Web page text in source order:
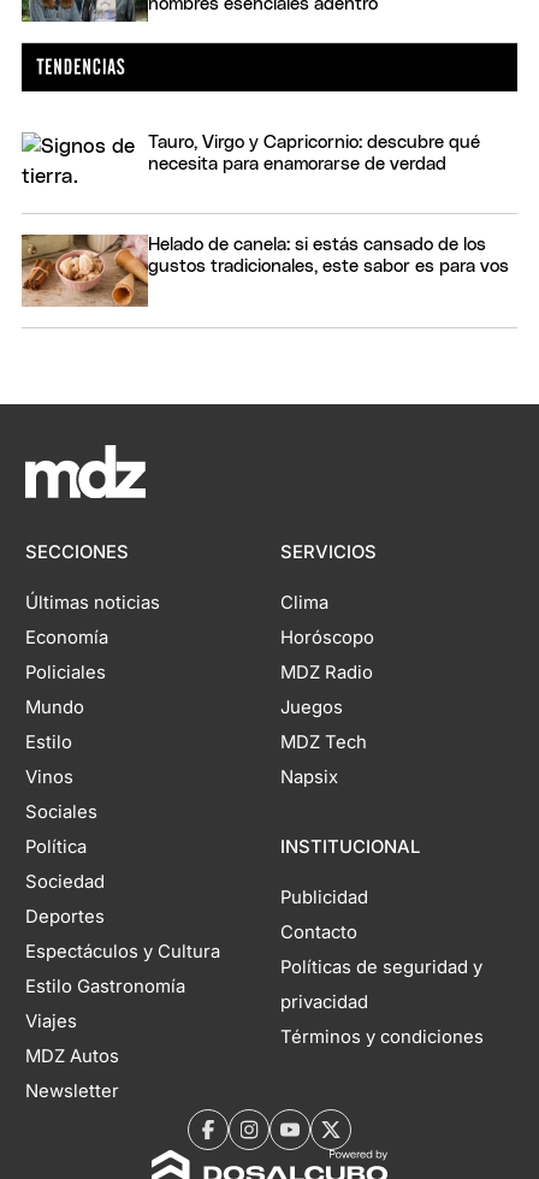
nombres esenciales adentro
Tauro, Virgo y Capricornio: descubre qué
necesita para enamorarse de verdad
Helado de canela: si estás cansado de los
gustos tradicionales, este sabor es para vos
SECCIONES
Últimas noticias
Economía
Policiales
Mundo
Estilo
Vinos
Sociales
Política
Sociedad
Deportes
Espectáculos y Cultura
Estilo Gastronomía
Viajes
MDZ Autos
Newsletter
SERVICIOS
Clima
Horóscopo
MDZ Radio
Juegos
MDZ Tech
Napsix
INSTITUCIONAL
Publicidad
Contacto
Políticas de seguridad y
privacidad
Términos y condiciones